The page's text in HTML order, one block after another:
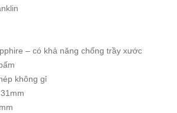
– có khả năng chống trầy xước
không gỉ